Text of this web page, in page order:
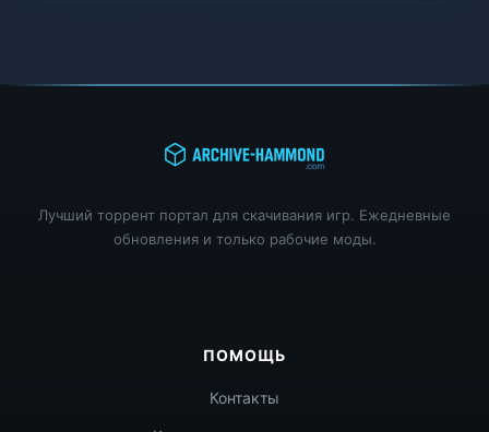
Лучший торрент портал для скачивания игр. Ежедневные
обновления и только рабочие моды.
ПОМОЩЬ
Контакты